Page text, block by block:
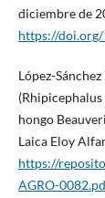
diciembre de
https://
López-
hongo
Laica Eloy
https://
AGRO-